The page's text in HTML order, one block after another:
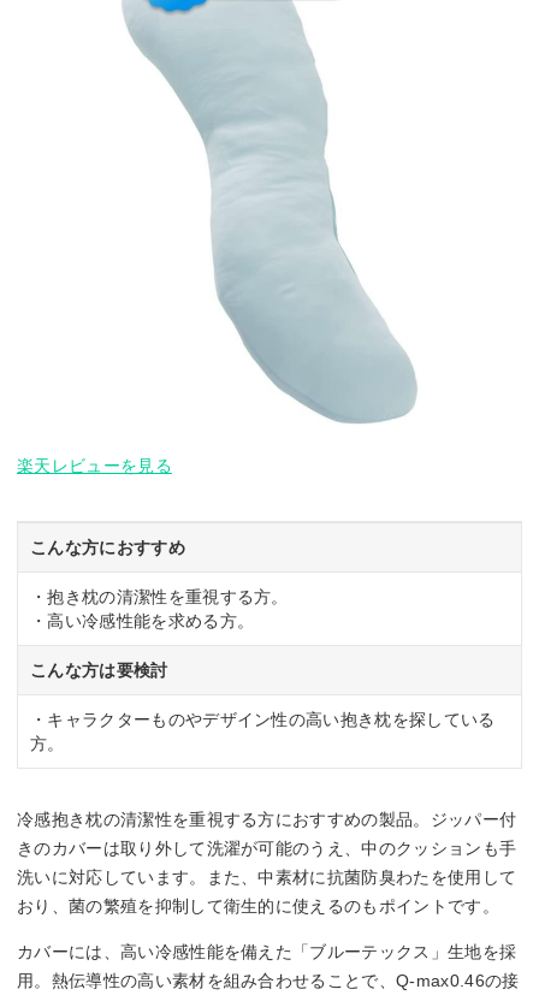
楽天レビューを見る
こんな方におすすめ
・抱き枕の清潔性を重視する方。
・高い冷感性能を求める方。
こんな方は要検討
・キャラクターものやデザイン性の高い抱き枕を探している
方。
冷感抱き枕の清潔性を重視する方におすすめの製品。ジッパー付
きのカバーは取り外して洗濯が可能のうえ、中のクッションも手
洗いに対応しています。また、中素材に抗菌防臭わたを使用して
おり、菌の繁殖を抑制して衛生的に使えるのもポイントです。
カバーには、高い冷感性能を備えた「ブルーテックス」生地を採
用。熱伝導性の高い素材を組み合わせることで、Q-max0.46の接